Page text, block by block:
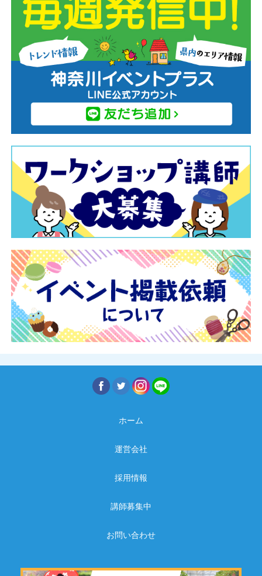
ホーム
運営会社
採用情報
講師募集中
お問い合わせ